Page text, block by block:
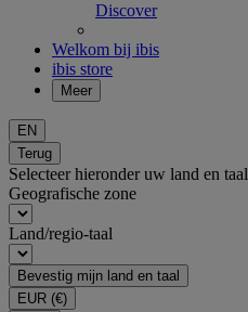
Discover
Welkom bij ibis
ibis store
Meer
EN
Terug
Selecteer hieronder uw land en taal
Geografische zone
Land/regio-taal
Bevestig mijn land en taal
EUR (€)